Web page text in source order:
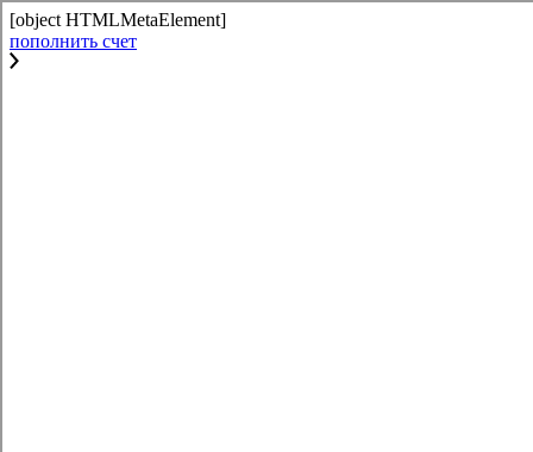
[object HTMLMetaElement]
пополнить счет